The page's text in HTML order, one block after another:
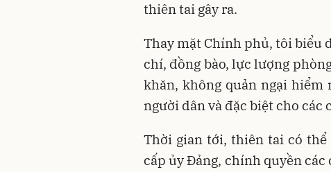
thiên tai gây ra.
Thay mặt Chính phủ, tôi biểu
chí, đồng bào, lực lượng
khăn, không quản ngại hiểm
người dân và đặc biệt cho các
Thời gian tới, thiên tai có
cấp ủy Đảng, chính quyền